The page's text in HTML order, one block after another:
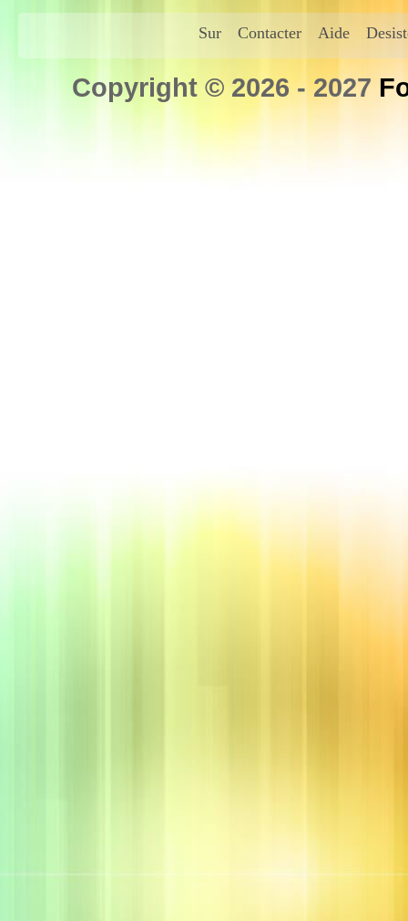
Sur Contacter Aide
Copyright © 2026 - 2027